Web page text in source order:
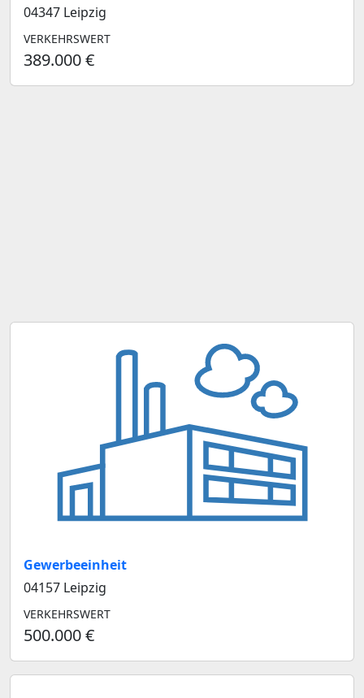
04347 Leipzig
VERKEHRSWERT
389.000 €
Gewerbeeinheit
04157 Leipzig
VERKEHRSWERT
500.000 €